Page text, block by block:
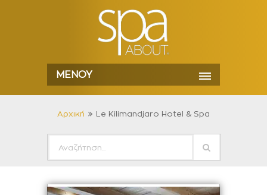
ΜΕΝΟΎ
Αρχική Le Kilimandjaro Hotel & Spa